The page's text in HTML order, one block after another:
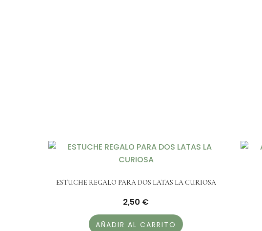
ESTUCHE REGALO PARA DOS LATAS LA CURIOSA
2,50 €
AÑADIR AL CARRITO